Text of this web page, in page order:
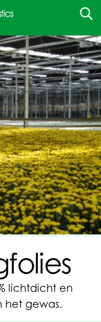
lichtdicht en
het gewas.